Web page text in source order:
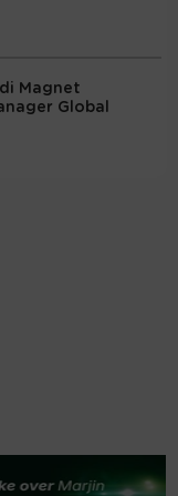
Magnet
Global